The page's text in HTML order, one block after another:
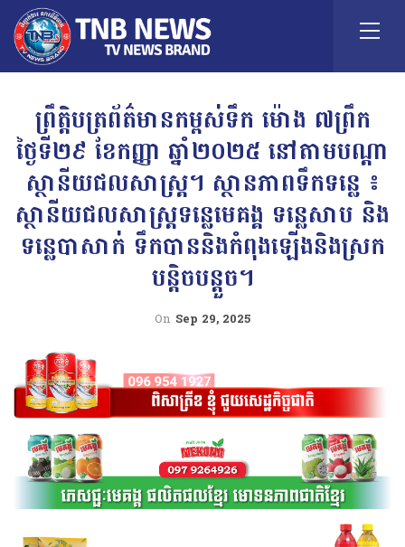
ព្រឹត្តិបត្រព័ត៌មានកម្ពស់ទឹក ម៉ោង ៧ព្រឹក
ថ្ងៃទី២៩ ខែកញ្ញា ឆ្នាំ២០២៥ នៅតាមបណ្ដា
ស្ថានីយជលសាស្ត្រ។ ស្ថានភាពទឹកទន្លេ ៖​
ស្ថានីយជលសាស្ត្រទន្លេមេគង្គ ទន្លេសាប និង​
ទន្លេបាសាក់ ទឹកបាននិងកំពុងឡើងនិងស្រក
បន្តិចបន្តួច។
On Sep 29, 2025